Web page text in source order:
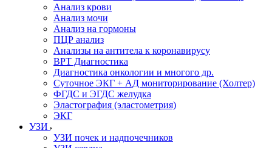
Анализ крови
Анализ мочи
Анализ на гормоны
ПЦР анализ
Анализы на антитела к коронавирусу
ВРТ Диагностика
Диагностика онкологии и многого др.
Суточное ЭКГ + АД мониторирование (Холтер)
ФГДС и ЭГДС желудка
Эластография (эластометрия)
ЭКГ
УЗИ
УЗИ почек и надпочечников